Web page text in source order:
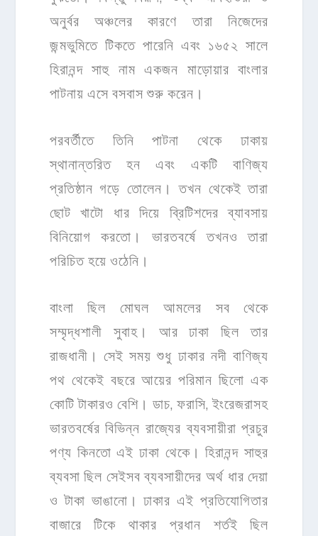
অনুর্বর অঞ্চলের কারণে তারা নিজেদের
জন্মভুমিতে টিকতে পারেনি এবং ১৬৫২ সালে
হিরানন্দ সাহু নাম একজন মাড়োয়ার বাংলার
পাটনায় এসে বসবাস শুরু করেন।
পরবর্তীতে তিনি পাটনা থেকে ঢাকায়
স্থানান্তরিত হন এবং একটি বাণিজ্য
প্রতিষ্ঠান গড়ে তোলেন। তখন থেকেই তারা
ছোট খাটো ধার দিয়ে ব্রিটিশদের ব্যাবসায়
বিনিয়োগ করতো। ভারতবর্ষে তখনও তারা
পরিচিত হয়ে ওঠেনি।
বাংলা ছিল মোঘল আমলের সব থেকে
সম্মৃদ্ধশালী সুবাহ। আর ঢাকা ছিল তার
রাজধানী। সেই সময় শুধু ঢাকার নদী বাণিজ্য
পথ থেকেই বছরে আয়ের পরিমান ছিলো এক
কোটি টাকারও বেশি। ডাচ, ফরাসি, ইংরেজরাসহ
ভারতবর্ষের বিভিন্ন রাজ্যের ব্যবসায়ীরা প্রচুর
পণ্য কিনতো এই ঢাকা থেকে। হিরানন্দ সাহুর
ব্যবসা ছিল সেইসব ব্যবসায়ীদের অর্থ ধার দেয়া
ও টাকা ভাঙানো। ঢাকার এই প্রতিযোগিতার
বাজারে টিকে থাকার প্রধান শর্তই ছিল